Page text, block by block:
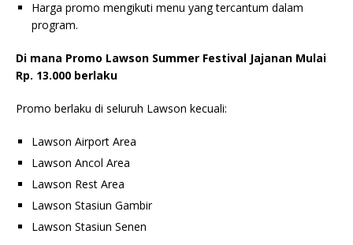
Harga promo mengikuti menu yang tercantum dalam
program.
Di mana Promo Lawson Summer Festival Jajanan Mulai
Rp. 13.000 berlaku
Promo berlaku di seluruh Lawson kecuali:
Lawson Airport Area
Lawson Ancol Area
Lawson Rest Area
Lawson Stasiun Gambir
Lawson Stasiun Senen